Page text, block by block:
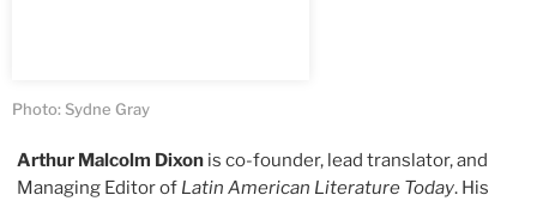
Photo: Sydne Gray
Arthur Malcolm Dixon is co-founder, lead translator, and
Managing Editor of Latin American Literature Today. His